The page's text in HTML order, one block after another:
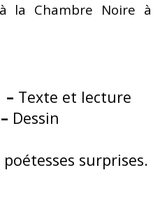
la Chambre Noire à
– Texte et lecture
Dessin
surprises.